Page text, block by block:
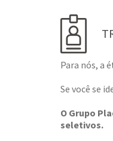
Para nós, a
Se você se
O Grupo
seletivos.